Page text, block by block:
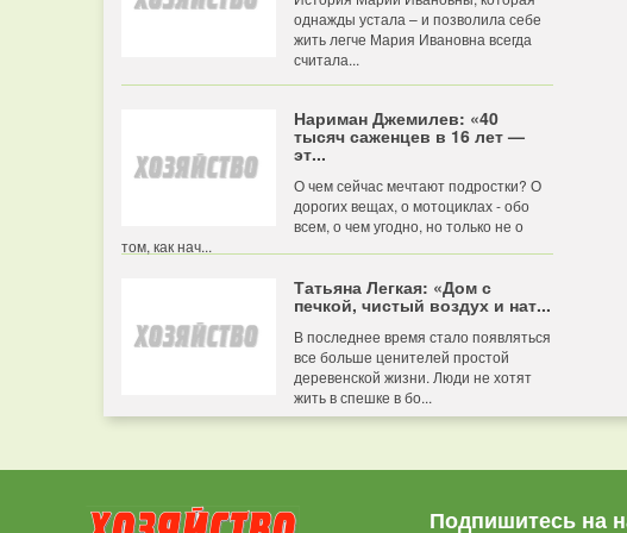
однажды устала – и позволила себе
жить легче Мария Ивановна всегда
считала...
Нариман Джемилев: «40
тысяч саженцев в 16 лет —
эт...
О чем сейчас мечтают подростки? О
дорогих вещах, о мотоциклах - обо
всем, о чем угодно, но только не о
том, как нач...
Татьяна Легкая: «Дом с
печкой, чистый воздух и нат...
В последнее время стало появляться
все больше ценителей простой
деревенской жизни. Люди не хотят
жить в спешке в бо...
Подпишитесь на